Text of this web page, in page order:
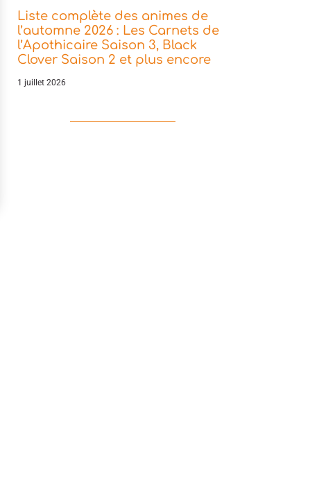
Liste complète des animes de
l’automne 2026 : Les Carnets de
l’Apothicaire Saison 3, Black
Clover Saison 2 et plus encore
1 juillet 2026